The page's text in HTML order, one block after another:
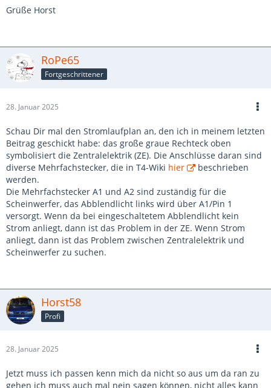
Grüße Horst
RoPe65
Fortgeschrittener
28. Januar 2025
Schau Dir mal den Stromlaufplan an, den ich in meinem letzten
Beitrag geschickt habe: das große graue Rechteck oben
symbolisiert die Zentralelektrik (ZE). Die Anschlüsse daran sind
diverse Mehrfachstecker, die in T4-Wiki hier
beschrieben
werden.
Die Mehrfachstecker A1 und A2 sind zuständig für die
Scheinwerfer, das Abblendlicht links wird über A1/Pin 1
versorgt. Wenn da bei eingeschaltetem Abblendlicht kein
Strom anliegt, dann ist das Problem in der ZE. Wenn Strom
anliegt, dann ist das Problem zwischen Zentralelektrik und
Scheinwerfer zu suchen.
Horst58
Profi
28. Januar 2025
Jetzt muss ich passen kenn mich da nicht so aus um da ran zu
gehen ich muss auch mal nein sagen können, nicht alles kann